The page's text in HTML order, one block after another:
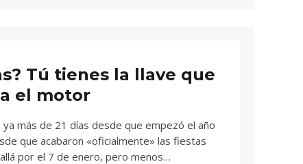
Tú tienes la llave que
el motor
ya más de 21 días desde que empezó el año
que acabaron «oficialmente» las fiestas
por el 7 de enero, pero menos…